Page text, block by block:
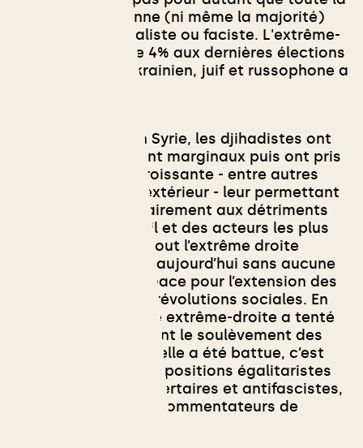
société Ukrainienne (ni même la majorité)
soit ultra-nationaliste ou faciste. L'extrême-
droite n’a fait que 4% aux dernières élections
et le président ukrainien, juif et russophone a
Dans la révolte en Syrie, les djihadistes ont
commencé en étant marginaux puis ont pris
une importance croissante - entre autres
grâce au soutien extérieur - leur permettant
de s’imposer militairement aux détriments
du mouvement civil et des acteurs les plus
progressistes. Partout l’extrême droite
(comme en France aujourd’hui sans aucune
doute) est une menace pour l’extension des
démocraties et de révolutions sociales. En
France, cette même extrême-droite a tenté
de s’imposer pendant le soulèvement des
Gilets Jaunes. Et si elle a été battue, c’est
par la présence des positions égalitaristes
et de militant.e.s libertaires et antifascistes,
et non pas par des commentateurs de